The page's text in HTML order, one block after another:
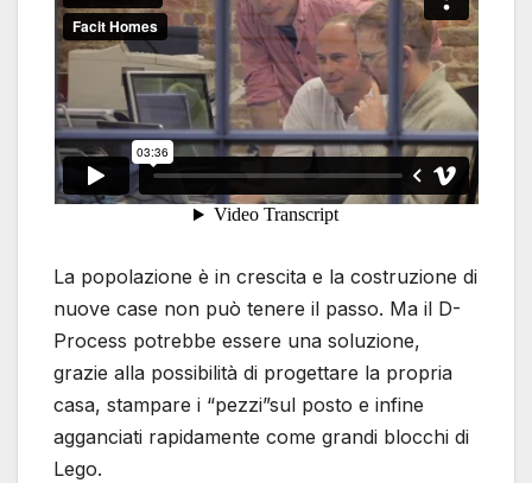
La popolazione è in crescita e la costruzione di
nuove case non può tenere il passo. Ma il D-
Process potrebbe essere una soluzione,
grazie alla possibilità di progettare la propria
casa, stampare i “pezzi”sul posto e infine
agganciati rapidamente come grandi blocchi di
Lego.